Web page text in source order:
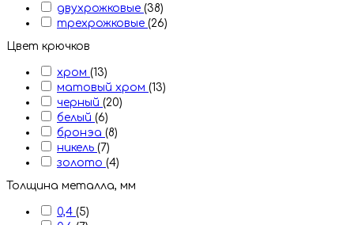
двухрожковые (38)
трехрожковые (26)
Цвет крючков
хром (13)
матовый хром (13)
черный (20)
белый (6)
бронэа (8)
никель (7)
золото (4)
Толщина металла, мм
0,4 (5)